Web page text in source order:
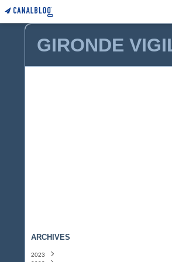
GIRONDE
ARCHIVES
2023